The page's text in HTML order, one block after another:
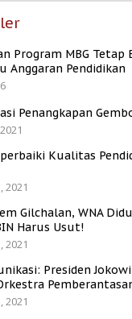
Program MBG Tetap
Anggaran Pendidikan
Penangkapan
Kualitas
2021
Gilchalan, WNA
Harus Usut!
2021
Presiden
2021